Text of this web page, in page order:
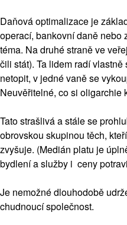
Daňová optimalizace je
operací, bankovní daně nebo
téma. Na druhé straně ve
čili stát). Ta lidem radí
netopit, v jedné vaně se
Neuvěřitelné, co si oligarchie
Tato strašlivá a stále se
obrovskou skupinou těch,
zvyšuje. (Medián platu je
bydlení a služby i ceny
Je nemožné dlouhodobě
chudnoucí společnost.